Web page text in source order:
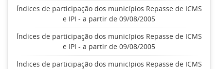
Índices de participação dos municípios Repasse de ICMS
e IPI - a partir de 09/08/2005
Índices de participação dos municípios Repasse de ICMS
e IPI - a partir de 09/08/2005
Índices de participação dos municípios Repasse de ICMS